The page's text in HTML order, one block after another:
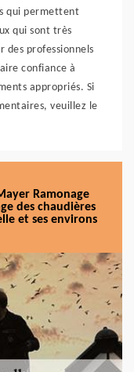
qui permettent
qui sont très
des professionnels
confiance à
appropriés. Si
veuillez le
Ramonage
des chaudières
et ses environs